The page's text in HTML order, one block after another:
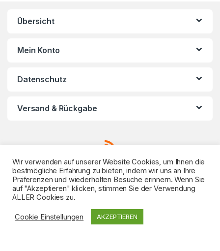
u
Übersicht
Mein Konto
Datenschutz
Versand & Rückgabe
02151 93 14 540
Wir verwenden auf unserer Website Cookies, um Ihnen die
bestmögliche Erfahrung zu bieten, indem wir uns an Ihre
Präferenzen und wiederholten Besuche erinnern. Wenn Sie
auf "Akzeptieren" klicken, stimmen Sie der Verwendung
ALLER Cookies zu.
Cookie Einstellungen AKZEPTIEREN